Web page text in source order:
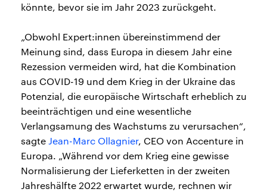
könnte, bevor sie im Jahr 2023 zurückgeht.
„Obwohl Expert:innen übereinstimmend der
Meinung sind, dass Europa in diesem Jahr eine
Rezession vermeiden wird, hat die Kombination
aus COVID-19 und dem Krieg in der Ukraine das
Potenzial, die europäische Wirtschaft erheblich zu
beeinträchtigen und eine wesentliche
Verlangsamung des Wachstums zu verursachen“,
sagteJean-Marc Ollagnier, CEO von Accenture in
Europa. „Während vor dem Krieg eine gewisse
Normalisierung der Lieferketten in der zweiten
Jahreshälfte 2022 erwartet wurde, rechnen wir